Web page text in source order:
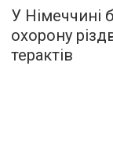
У Німеччині
охорону
терактів